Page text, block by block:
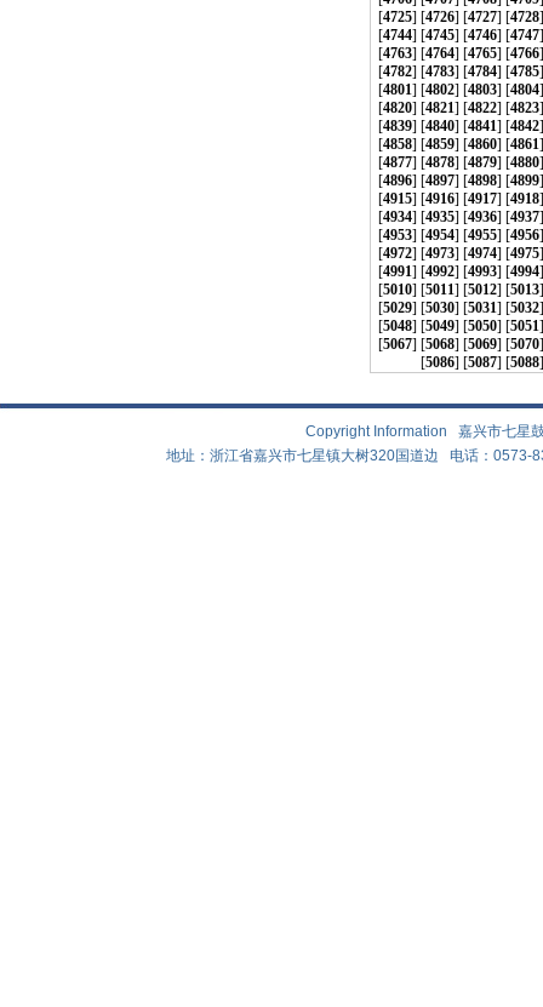
[4725] [4726] [4727] [4728
[4744] [4745] [4746] [4747
[4763] [4764] [4765] [4766
[4782] [4783] [4784] [4785
[4801] [4802] [4803] [4804
[4820] [4821] [4822] [4823
[4839] [4840] [4841] [4842
[4858] [4859] [4860] [4861
[4877] [4878] [4879] [4880
[4896] [4897] [4898] [4899
[4915] [4916] [4917] [4918
[4934] [4935] [4936] [4937
[4953] [4954] [4955] [4956
[4972] [4973] [4974] [4975
[4991] [4992] [4993] [4994
[5010] [5011] [5012] [5013
[5029] [5030] [5031] [5032
[5048] [5049] [5050] [5051
[5067] [5068] [5069] [5070
[5086] [5087] [5088
Copyright Information 嘉兴市七
地址：浙江省嘉兴市七星镇大树320国道边 电话：